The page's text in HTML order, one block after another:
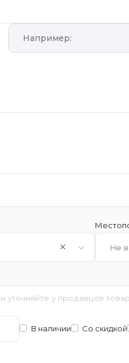
Не
уточняйте у продавцов
В наличии Со скидкой